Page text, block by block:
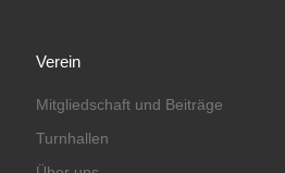
Verein
Mitgliedschaft und Beiträge
Turnhallen